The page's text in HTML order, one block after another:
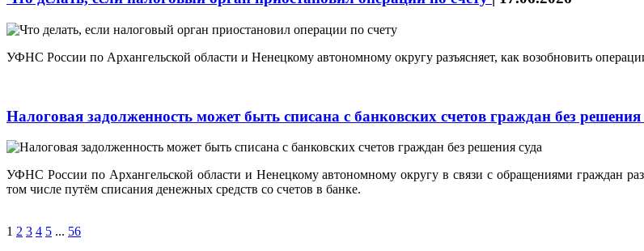
УФНС России по Архангельской области и Ненецкому автономному округу разъясняет, как возобновить
Налоговая задолженность может быть списана с банковских счетов граждан без решения
УФНС России по Архангельской области и Ненецкому автономному округу в связи с обращениями граждан
том числе путём списания денежных средств со счетов в банке.
1 2 3 4 5 ... 56